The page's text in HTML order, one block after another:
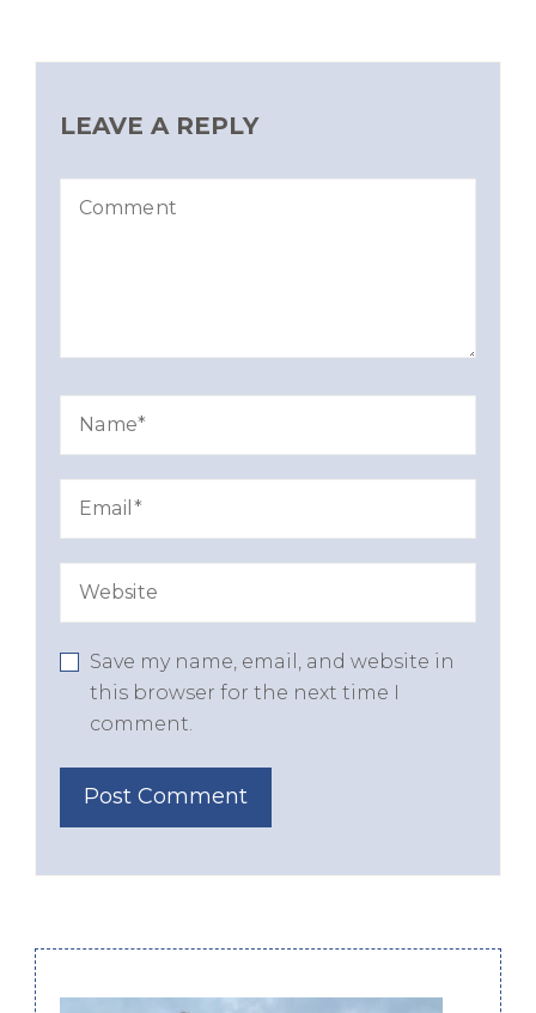
LEAVE A REPLY
Save my name, email, and website in
this browser for the next time I
comment.